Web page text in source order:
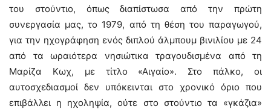
του στούντιο, όπως διαπίστωσα από την πρώτη
συνεργασία μας, το 1979, από τη θέση του παραγωγού,
για την ηχογράφηση ενός διπλού άλμπουμ βινιλίου με 24
από τα ωραιότερα νησιώτικα τραγουδισμένα από τη
Μαρίζα Κωχ, με τίτλο «Αιγαίο». Στο πάλκο, οι
αυτοσχεδιασμοί δεν υπόκεινται στο χρονικό όριο που
επιβάλλει η ηχοληψία, ούτε στο στούντιο τα «γκάζια»